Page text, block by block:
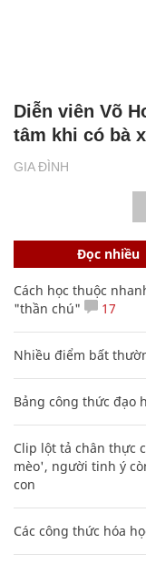
GIA ĐÌNH
Diễn viên Võ
tâm khi có bà
Đọc nhiều
Cách học thuộc
"thần chú"
17
Nhiều điểm bất
Bảng công thức đạo
Clip lột tả chân thực
mèo', người tinh ý
con
Các công thức hóa